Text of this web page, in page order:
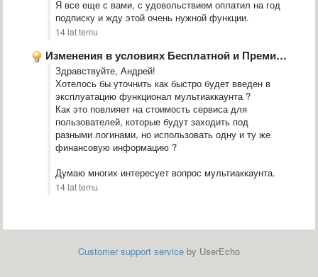
Я все еще с вами, с удовольствием оплатил на год
подписку и жду этой очень нужной функции.
14 lat temu
Изменения в условиях Бесплатной и Премиум версий
Здравствуйте, Андрей!
Хотелось бы уточнить как быстро будет введен в
эксплуатацию функционал мультиаккаунта ?
Как это повлияет на стоимость сервиса для
пользователей, которые будут заходить под
разными логинами, но использовать одну и ту же
финансовую информацию ?
Думаю многих интересует вопрос мультиаккаунта.
14 lat temu
Customer support service by UserEcho